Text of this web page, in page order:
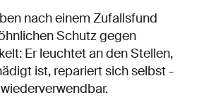
nach einem Zufallsfund
Schutz gegen
Er leuchtet an den Stellen,
ist, repariert sich selbst -